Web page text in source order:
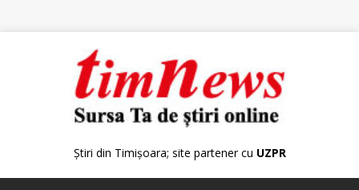
Știri din Timișoara; site partener cu UZPR